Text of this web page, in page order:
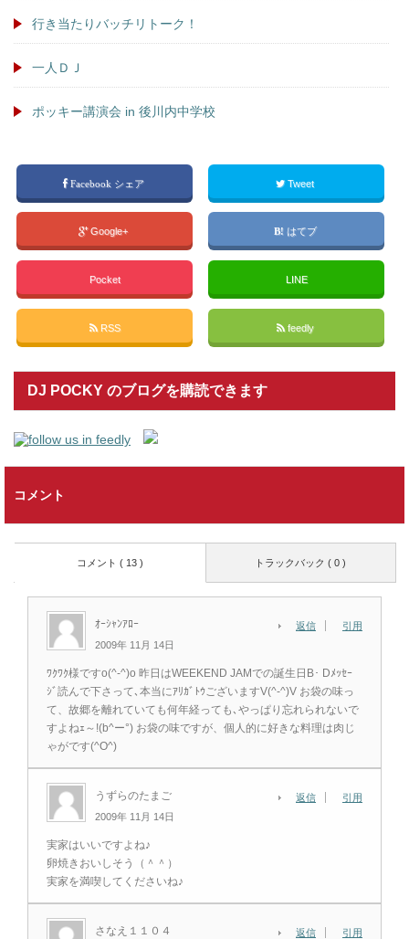
行き当たりバッチリトーク！
一人ＤＪ
ポッキー講演会 in 後川内中学校
Facebook シェア Tweet
Google+ はてブ
Pocket LINE
RSS feedly
DJ POCKY のブログを購読できます
コメント
トラックバック ( 0 )
コメント ( 13 )
ｵｰｼｬﾝｱﾛｰ
2009年 11月 14日
返信 引用
ﾜｸﾜｸ様ですo(^-^)o 昨日はWEEKEND JAMでの誕生日B･ Dﾒｯｾｰ
ｼﾞ読んで下さって､本当にｱﾘｶﾞﾄｳございますV(^-^)V お袋の味っ
て、故郷を離れていても何年経っても､やっぱり忘れられないで
すよねｪ～!(b^ー°) お袋の味ですが、個人的に好きな料理は肉じ
ゃがです(^O^)
うずらのたまご
2009年 11月 14日
返信 引用
実家はいいですよね♪
卵焼きおいしそう（＾＾）
実家を満喫してくださいね♪
さなえ１１０４ 返信 引用